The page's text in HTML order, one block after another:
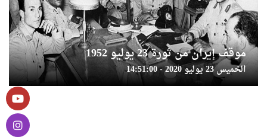
موقف إيران من ثورة 23 يوليو 1952
الخميس 23 يوليو 2020 - 14:51:00